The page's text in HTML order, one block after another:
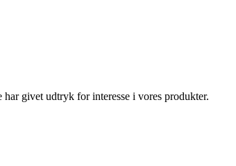
givet udtryk for interesse i vores produkter.